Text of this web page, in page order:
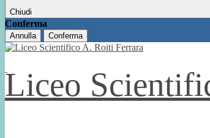
Chiudi
Conferma
Annulla Conferma
Liceo